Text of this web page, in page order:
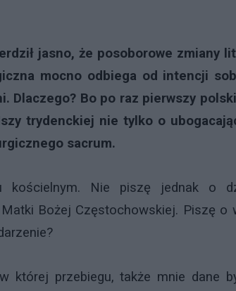
jasno, że posoborowe zmiany
mocno odbiega od intencji
Dlaczego? Bo po raz pierwszy
trydenckiej nie tylko o
sacrum.
kościelnym. Nie piszę jednak o
Bożej Częstochowskiej. Piszę o
której przebiegu, także mnie dane